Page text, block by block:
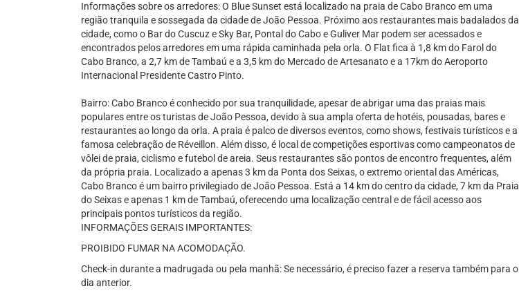
Informações sobre os arredores: O Blue Sunset está localizado na praia de Cabo Branco em uma
região tranquila e sossegada da cidade de João Pessoa. Próximo aos restaurantes mais badalados da
cidade, como o Bar do Cuscuz e Sky Bar, Pontal do Cabo e Guliver Mar podem ser acessados e
encontrados pelos arredores em uma rápida caminhada pela orla. O Flat fica à 1,8 km do Farol do
Cabo Branco, a 2,7 km de Tambaú e a 3,5 km do Mercado de Artesanato e a 17km do Aeroporto
Internacional Presidente Castro Pinto.
Bairro: Cabo Branco é conhecido por sua tranquilidade, apesar de abrigar uma das praias mais
populares entre os turistas de João Pessoa, devido à sua ampla oferta de hotéis, pousadas, bares e
restaurantes ao longo da orla. A praia é palco de diversos eventos, como shows, festivais turísticos e a
famosa celebração de Réveillon. Além disso, é local de competições esportivas como campeonatos de
vôlei de praia, ciclismo e futebol de areia. Seus restaurantes são pontos de encontro frequentes, além
da própria praia. Localizado a apenas 3 km da Ponta dos Seixas, o extremo oriental das Américas,
Cabo Branco é um bairro privilegiado de João Pessoa. Está a 14 km do centro da cidade, 7 km da Praia
do Seixas e apenas 1 km de Tambaú, oferecendo uma localização central e de fácil acesso aos
principais pontos turísticos da região.
INFORMAÇÕES GERAIS IMPORTANTES:
PROIBIDO FUMAR NA ACOMODAÇÃO.
Check-in durante a madrugada ou pela manhã: Se necessário, é preciso fazer a reserva também para o
dia anterior.